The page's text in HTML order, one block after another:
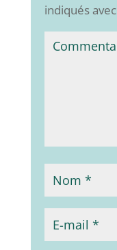
indiqués avec